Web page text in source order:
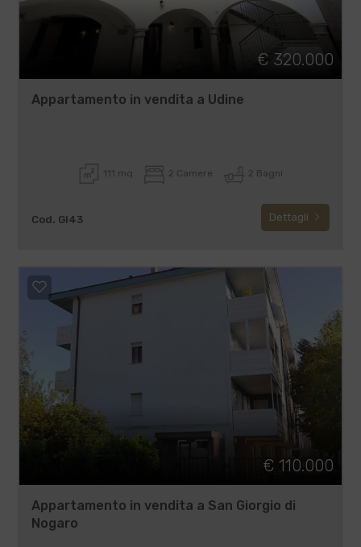
€ 320.000
Appartamento in vendita a Udine
111 mq 2 Camere 2 Bagni
Cod. GI43 Dettagli
€ 110.000
Appartamento in vendita a San Giorgio di
Nogaro